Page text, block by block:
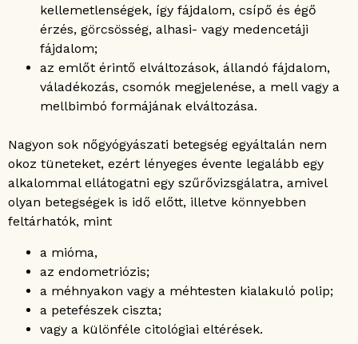
kellemetlenségek, így fájdalom, csípő és égő
érzés, görcsösség, alhasi- vagy medencetáji
fájdalom;
az emlőt érintő elváltozások, állandó fájdalom,
váladékozás, csomók megjelenése, a mell vagy a
mellbimbó formájának elváltozása.
Nagyon sok nőgyógyászati betegség egyáltalán nem
okoz tüneteket, ezért lényeges évente legalább egy
alkalommal ellátogatni egy szűrővizsgálatra, amivel
olyan betegségek is idő előtt, illetve könnyebben
feltárhatók, mint
a mióma,
az endometriózis;
a méhnyakon vagy a méhtesten kialakuló polip;
a petefészek ciszta;
vagy a különféle citológiai eltérések.